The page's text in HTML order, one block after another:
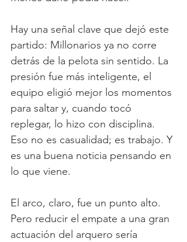
Hay una señal clave que dejó este
partido: Millonarios ya no corre
detrás de la pelota sin sentido. La
presión fue más inteligente, el
equipo eligió mejor los momentos
para saltar y, cuando tocó
replegar, lo hizo con disciplina.
Eso no es casualidad; es trabajo. Y
es una buena noticia pensando en
lo que viene.
El arco, claro, fue un punto alto.
Pero reducir el empate a una gran
actuación del arquero sería